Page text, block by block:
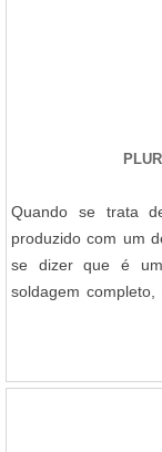
comprometimento
lembrar que o
especializadas no
com substituições
suas funções
Combustão
em uma empresa
Alguns desses
internacional;
onde são
materiais
DE QUALIDADE
se procura
Quando se trata
produzido com um
se dizer que é
soldagem
GARANTE UMA
em liberar o gás